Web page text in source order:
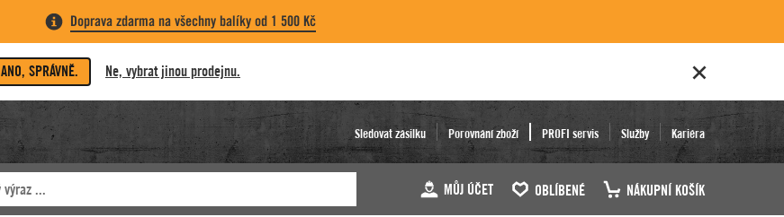
Doprava zdarma na všechny balíky od 1 500 Kč
ANO, SPRÁVNĚ. Ne, vybrat jinou prodejnu.
Sledovat zásilku Porovnání zboží PROFI servis Služby Kariéra
MŮJ ÚČET OBLÍBENÉ NÁKUPNÍ KOŠÍK